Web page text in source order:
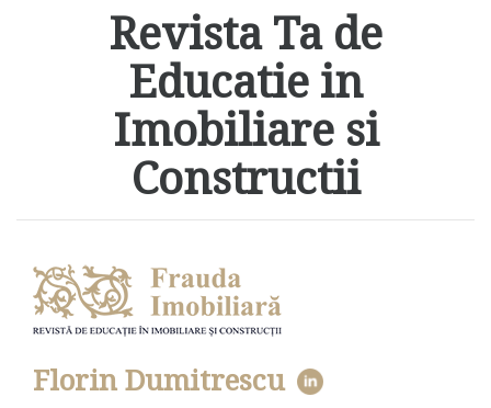
Revista Ta de
Educatie in
Imobiliare si
Constructii
Florin Dumitrescu